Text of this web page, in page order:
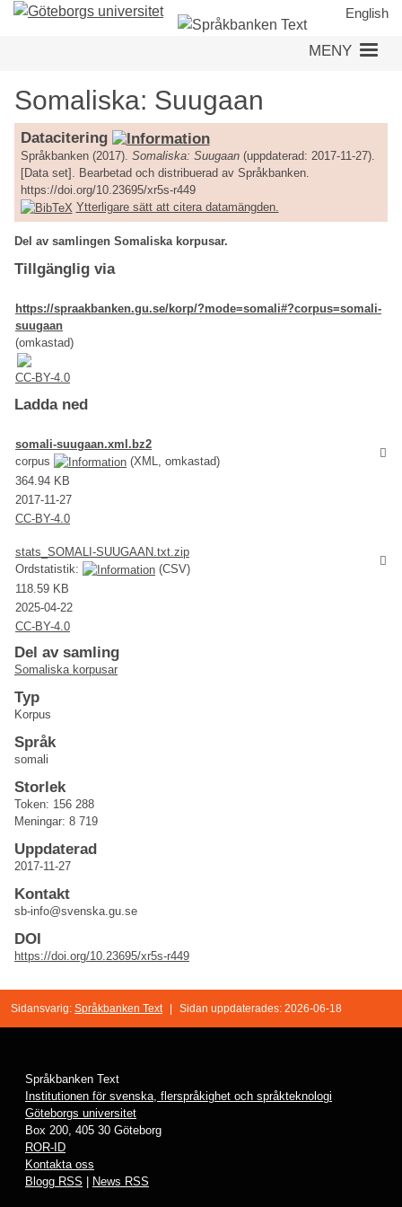
Hoppa
English
MENY
Somaliska: Suugaan
Datacitering
Språkbanken (2017). Somaliska: Suugaan(uppdaterad: 2017-11-27).
[Data set]. Bearbetad och distribuerad av Språkbanken.
https://doi.org/10.23695/xr5s-r449
Ytterligare sätt att citera datamängden.
Del av samlingen Somaliska korpusar.
Tillgänglig via
https://spraakbanken.gu.se/korp/?mode=somali#?corpus=somali-
suugaan
(omkastad)
CC-BY-4.0
Ladda ned
somali-suugaan.xml.bz2
corpus
(XML, omkastad)
364.94 KB
2017-11-27
CC-BY-4.0
stats_SOMALI-SUUGAAN.txt.zip
Ordstatistik:
(CSV)
118.59 KB
2025-04-22
CC-BY-4.0
Del av samling
Somaliska korpusar
Typ
Korpus
Språk
somali
Storlek
Token: 156 288
Meningar: 8 719
Uppdaterad
2017-11-27
Kontakt
sb-info@svenska.gu.se
DOI
https://doi.org/10.23695/xr5s-r449
Sidansvarig: Språkbanken Text Sidan uppdaterades: 2026-06-18
Språkbanken Text
Institutionen för svenska, flerspråkighet och språkteknologi
Göteborgs universitet
Box 200, 405 30 Göteborg
ROR-ID
Kontakta oss
Blogg RSS
News RSS